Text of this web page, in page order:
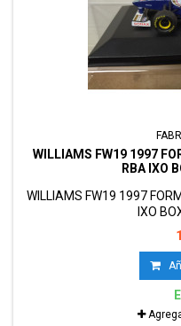
WILLIAMS FW19 1997
RBA IXO
WILLIAMS FW19 1997
IXO